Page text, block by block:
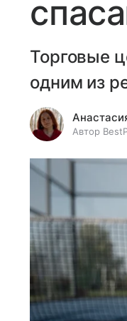
Торговые
одним из
Автор